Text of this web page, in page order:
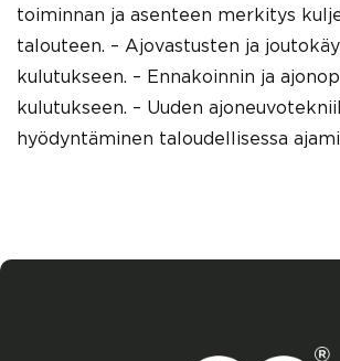
toiminnan ja asenteen merkitys
talouteen. – Ajovastusten ja
kulutukseen. – Ennakoinnin ja
kulutukseen. – Uuden
hyödyntäminen taloudellisessa